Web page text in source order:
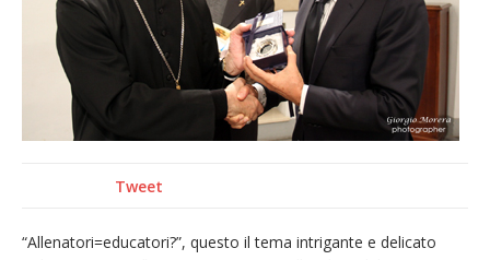
Tweet
“Allenatori=educatori?”, questo il tema intrigante e delicato